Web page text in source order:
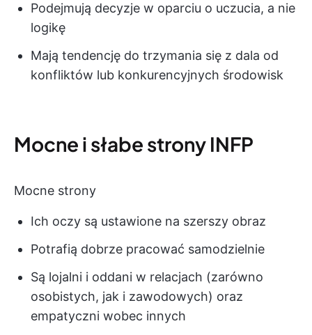
Podejmują decyzje w oparciu o uczucia, a nie
logikę
Mają tendencję do trzymania się z dala od
konfliktów lub konkurencyjnych środowisk
Mocne i słabe strony INFP
Mocne strony
Ich oczy są ustawione na szerszy obraz
Potrafią dobrze pracować samodzielnie
Są lojalni i oddani w relacjach (zarówno
osobistych, jak i zawodowych) oraz
empatyczni wobec innych